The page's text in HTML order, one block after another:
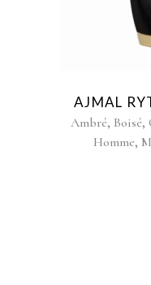
AJMAL
Ambré, Boisé,
Homme,